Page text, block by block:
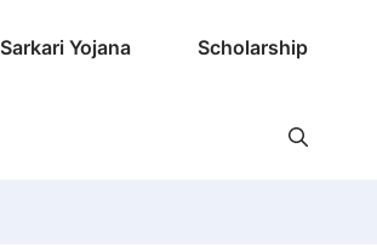
Sarkari Yojana Scholarship